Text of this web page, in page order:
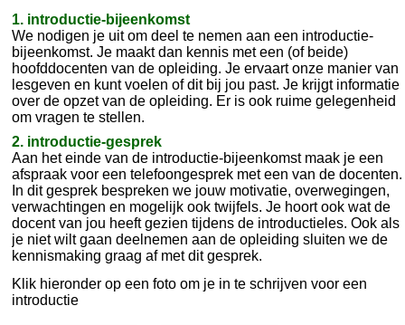
1. introductie-bijeenkomst
We nodigen je uit om deel te nemen aan een introductie-
bijeenkomst. Je maakt dan kennis met een (of beide)
hoofddocenten van de opleiding. Je ervaart onze manier van
lesgeven en kunt voelen of dit bij jou past. Je krijgt informatie
over de opzet van de opleiding. Er is ook ruime gelegenheid
om vragen te stellen.
2. introductie-gesprek
Aan het einde van de introductie-bijeenkomst maak je een
afspraak voor een telefoongesprek met een van de docenten.
In dit gesprek bespreken we jouw motivatie, overwegingen,
verwachtingen en mogelijk ook twijfels. Je hoort ook wat de
docent van jou heeft gezien tijdens de introductieles. Ook als
je niet wilt gaan deelnemen aan de opleiding sluiten we de
kennismaking graag af met dit gesprek.
Klik hieronder op een foto om je in te schrijven voor een
introductie